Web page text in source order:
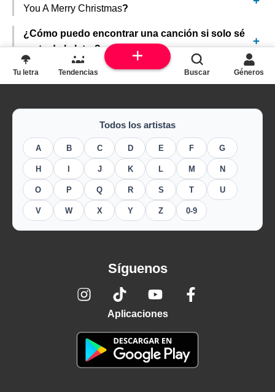
You A Merry Christmas?
¿Cómo puedo encontrar una canción si solo sé
parte de la letra?
Todos los artistas
A B C D E F G
H J K L M N
O P Q R S T U
V W X Y Z 0-9
Síguenos
Aplicaciones
Tu letra Tendencias Buscar Géneros